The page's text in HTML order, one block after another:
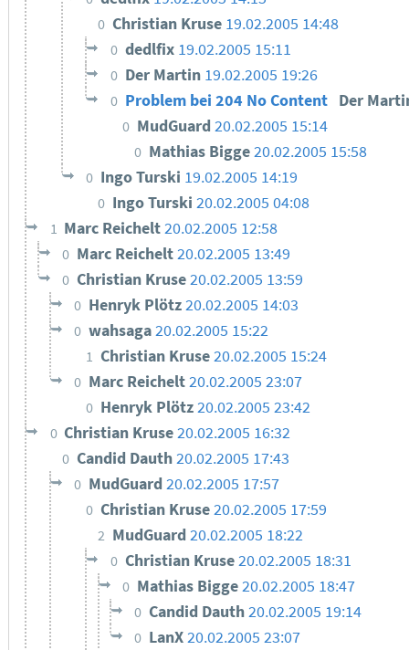
0 Christian Kruse 19.02.2005 14:48
0 dedlfix 19.02.2005 15:11
0 Der Martin 19.02.2005 19:26
0 Problem bei 204 No Content Der
0 MudGuard 20.02.2005 15:14
0 Mathias Bigge20.02.2005 15:58
0 Ingo Turski 19.02.2005 14:19
0 Ingo Turski20.02.2005 04:08
1 Marc Reichelt20.02.2005 12:58
0 Marc Reichelt20.02.2005 13:49
0 Christian Kruse20.02.2005 13:59
0 Henryk Plötz20.02.2005 14:03
0 wahsaga20.02.2005 15:22
1 Christian Kruse20.02.2005 15:24
0 Marc Reichelt20.02.2005 23:07
0 Henryk Plötz20.02.2005 23:42
0 Christian Kruse20.02.2005 16:32
0 Candid Dauth20.02.2005 17:43
0 MudGuard 20.02.2005 17:57
0 Christian Kruse20.02.2005 17:59
2 MudGuard20.02.2005 18:22
0 Christian Kruse20.02.2005 18:31
0 Mathias Bigge20.02.2005 18:47
0 Candid Dauth20.02.2005 19:14
0 LanX20.02.2005 23:07